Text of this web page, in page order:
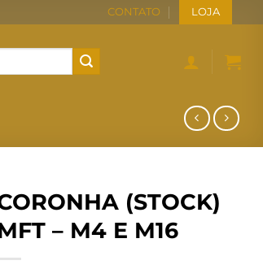
CONTATO LOJA
(STOCK)
– M4 E M16